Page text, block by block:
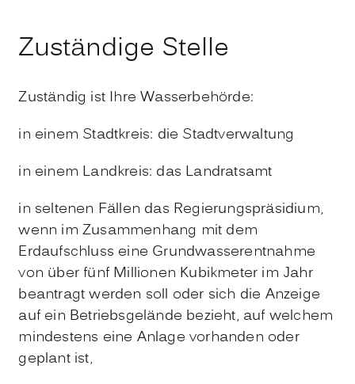
Zuständige Stelle
Zuständig ist Ihre Wasserbehörde:
in einem Stadtkreis: die Stadtverwaltung
in einem Landkreis: das Landratsamt
in seltenen Fällen das Regierungspräsidium,
wenn im Zusammenhang mit dem
Erdaufschluss eine Grundwasserentnahme
von über fünf Millionen Kubikmeter im Jahr
beantragt werden soll oder sich die Anzeige
auf ein Betriebsgelände bezieht, auf welchem
mindestens eine Anlage vorhanden oder
geplant ist,